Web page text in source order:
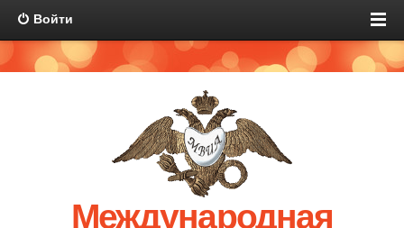
Войти
Международная